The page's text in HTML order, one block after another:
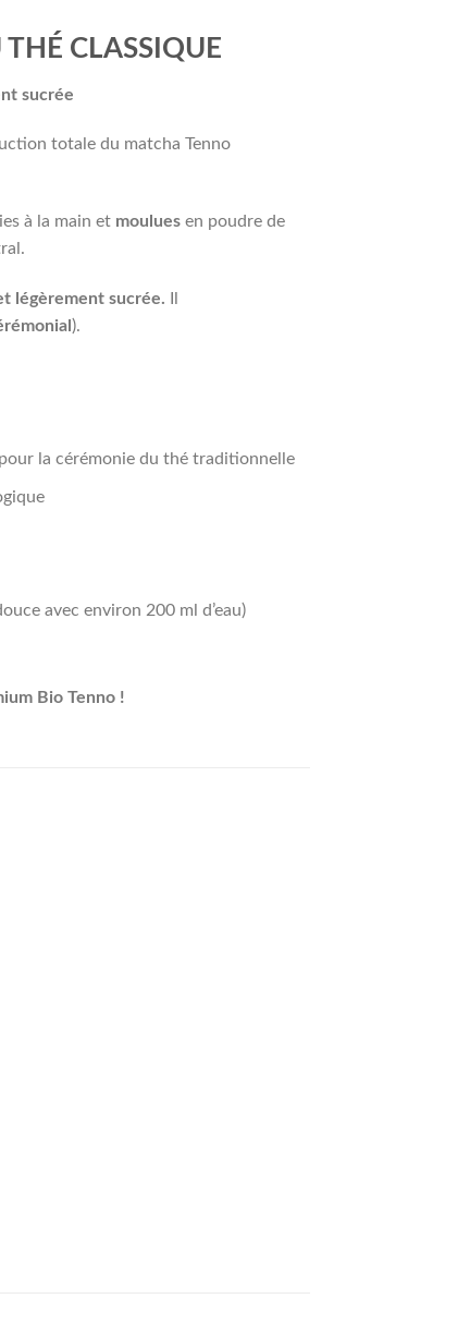
CLASSIQUE
sucrée
totale du matcha Tenno
à la main et moulues en poudre de
légèrement sucrée.
).
la cérémonie du thé traditionnelle
avec environ 200 ml d’eau)
Bio Tenno !